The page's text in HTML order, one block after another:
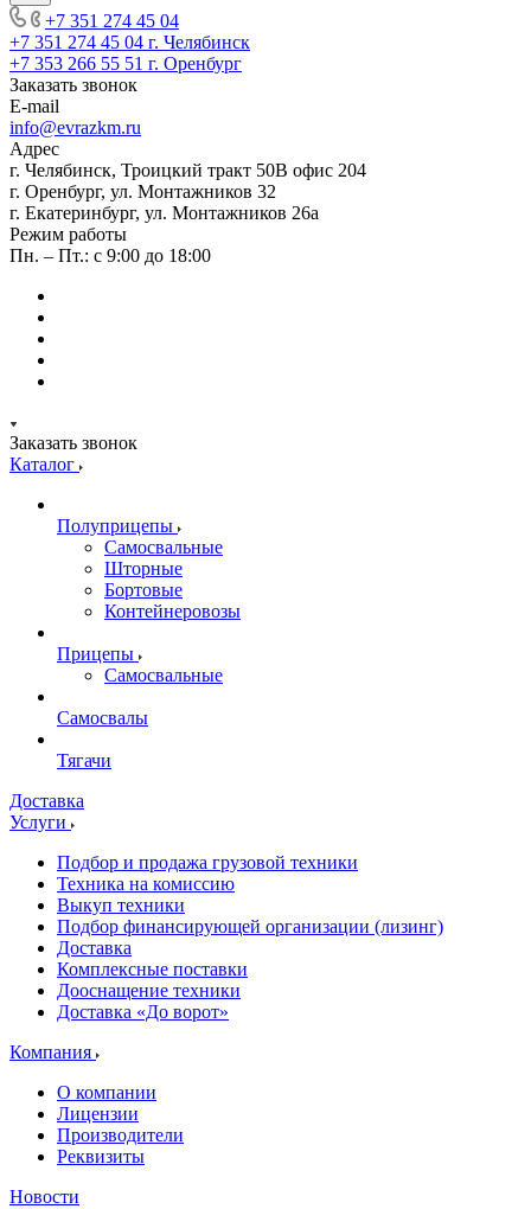
+7 351 274 45 04
+7 351 274 45 04 г. Челябинск
+7 353 266 55 51 г. Оренбург
Заказать звонок
E-mail
info@evrazkm.ru
Адрес
г. Челябинск, Троицкий тракт 50В офис 204
г. Оренбург, ул. Монтажников 32
г. Екатеринбург, ул. Монтажников 26а
Режим работы
Пн. – Пт.: с 9:00 до 18:00
Заказать звонок
Каталог
Полуприцепы
Самосвальные
Шторные
Бортовые
Контейнеровозы
Прицепы
Самосвальные
Самосвалы
Тягачи
Доставка
Услуги
Подбор и продажа грузовой техники
Техника на комиссию
Выкуп техники
Подбор финансирующей организации (лизинг)
Доставка
Комплексные поставки
Дооснащение техники
Доставка «До ворот»
Компания
О компании
Лицензии
Производители
Реквизиты
Новости